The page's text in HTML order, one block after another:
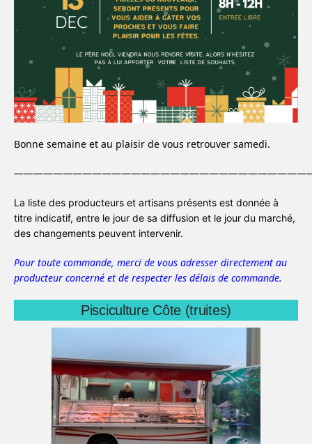
Bonne semaine et au plaisir de vous retrouver samedi.
La liste des producteurs et artisans présents est donnée à
titre indicatif, entre le jour de sa diffusion et le jour du marché,
des changements peuvent intervenir.
Pour toute commande, merci de vous adresser directement au
producteur concerné et de respecter les délais de commande.
Pisciculture Côte (truites)